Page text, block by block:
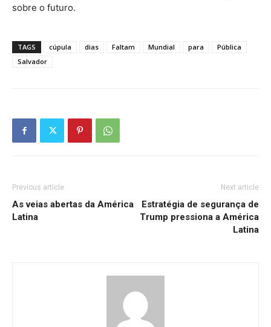
sobre o futuro.
TAGS cúpula dias Faltam Mundial para
Pública
Salvador
Previous article
As veias abertas da América
Latina
Next article
Estratégia de segurança de
Trump pressiona a América
Latina